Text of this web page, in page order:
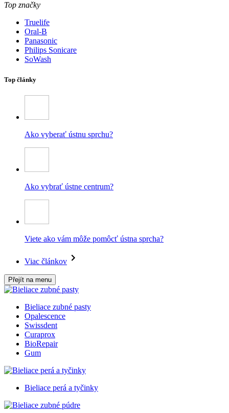
Top značky
Truelife
Oral-B
Panasonic
Philips Sonicare
SoWash
Top články
Ako vyberať ústnu sprchu?
Ako vybrať ústne centrum?
Viete ako vám môže pomôcť ústna sprcha?
Viac článkov
Přejít na menu
Bieliace zubné pasty
Opalescence
Swissdent
Curaprox
BioRepair
Gum
Bieliace perá a tyčinky